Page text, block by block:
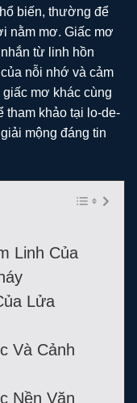
biến, thường để
nằm mơ. Giấc mơ
từ linh hồn
nỗi nhớ và cảm
mơ khác cùng
tham khảo tại lo-de-
mộng đáng tin
Linh Của
Lửa
Và Cảnh
Nền Văn